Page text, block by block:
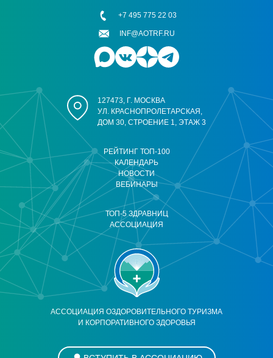
АССОЦИАЦИЯ ОЗДОРОВИТЕЛЬНОГО ТУРИЗМА
И КОРПОРАТИВНОГО ЗДОРОВЬЯ
РЕЙТИНГ ТОП-100
КАЛЕНДАРЬ
НОВОСТИ
ВЕБИНАРЫ
ТОП-5 ЗДРАВНИЦ
АССОЦИАЦИЯ
127473, Г. МОСКВА
УЛ. КРАСНОПРОЛЕТАРСКАЯ,
ДОМ 30, СТРОЕНИЕ 1, ЭТАЖ 3
+7 495 775 22 03
INF@AOTRF.RU